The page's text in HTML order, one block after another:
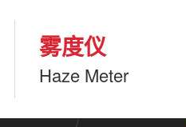
雾度仪
Haze Meter